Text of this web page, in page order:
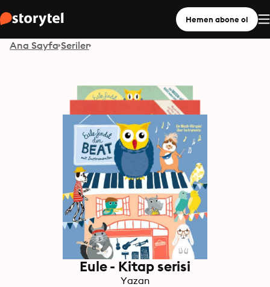
Hemen abone ol
Ana Sayfa Seriler
Eule - Kitap serisi
Yazan